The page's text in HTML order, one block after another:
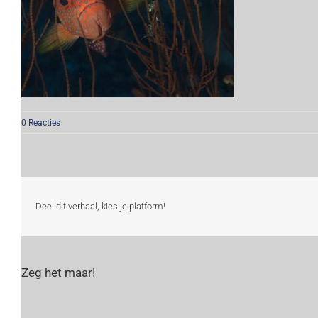
0 Reacties
Deel dit verhaal, kies je platform!
Zeg het maar!